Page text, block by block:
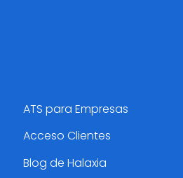
ATS para Empresas
Acceso Clientes
Blog de Halaxia